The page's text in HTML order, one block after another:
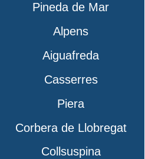
Pineda de Mar
Alpens
Aiguafreda
Casserres
Piera
Corbera de Llobregat
Collsuspina